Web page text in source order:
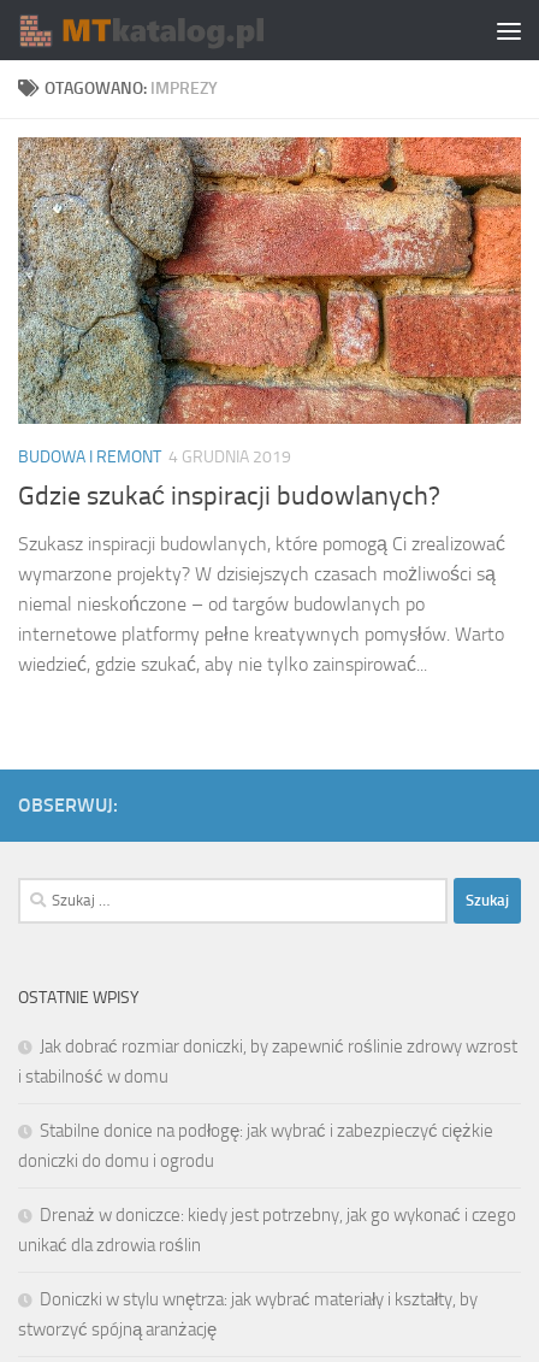
Skip to content
OTAGOWANO: IMPREZY
BUDOWA I REMONT 4 GRUDNIA 2019
Gdzie szukać inspiracji budowlanych?
Szukasz inspiracji budowlanych, które pomogą Ci zrealizować
wymarzone projekty? W dzisiejszych czasach możliwości są
niemal nieskończone – od targów budowlanych po
internetowe platformy pełne kreatywnych pomysłów. Warto
wiedzieć, gdzie szukać, aby nie tylko zainspirować...
OBSERWUJ:
Szukaj:
OSTATNIE WPISY
Jak dobrać rozmiar doniczki, by zapewnić roślinie zdrowy wzrost
i stabilność w domu
Stabilne donice na podłogę: jak wybrać i zabezpieczyć ciężkie
doniczki do domu i ogrodu
Drenaż w doniczce: kiedy jest potrzebny, jak go wykonać i czego
unikać dla zdrowia roślin
Doniczki w stylu wnętrza: jak wybrać materiały i kształty, by
stworzyć spójną aranżację